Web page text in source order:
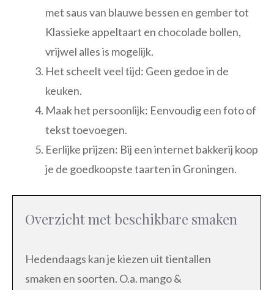
met saus van blauwe bessen en gember tot
Klassieke appeltaart en chocolade bollen,
vrijwel alles is mogelijk.
Het scheelt veel tijd: Geen gedoe in de
keuken.
Maak het persoonlijk: Eenvoudig een foto of
tekst toevoegen.
Eerlijke prijzen: Bij een internet bakkerij koop
je de goedkoopste taarten in Groningen.
Overzicht met beschikbare smaken
Hedendaags kan je kiezen uit tientallen
smaken en soorten. O.a. mango &